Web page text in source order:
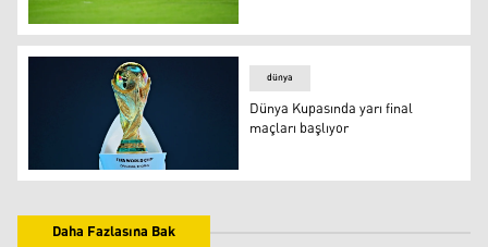
dünya
Dünya Kupasında yarı final
maçları başlıyor
Daha Fazlasına Bak